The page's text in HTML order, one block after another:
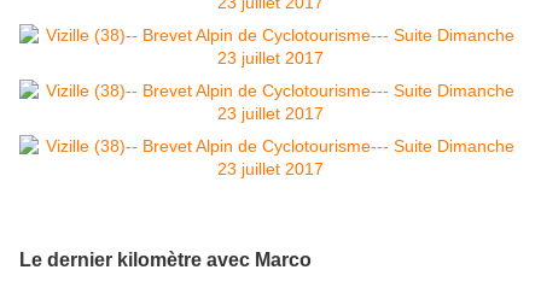
Le dernier kilomètre avec Marco